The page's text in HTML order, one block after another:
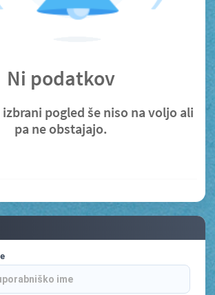
Ni podatkov
pogled še niso na voljo ali
pa ne obstajajo.